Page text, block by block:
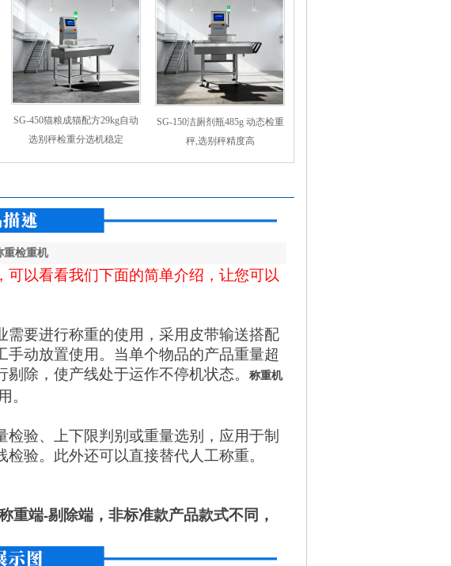
SG-450猫粮成猫配方29kg自动
选别秤检重分选机稳定
SG-150洁厕剂瓶485g 动态检重
秤,选别秤精度高
重检重机
以看看我们下面的简单介绍，让您可以
需要进行称重的使用，采用皮带输送搭配
动放置使用。当单个物品的产品重量超
除，使产线处于运作不停机状态。
称重机
验、上下限判别或重量选别，应用于制
验。此外还可以直接替代人工称重。
重端-剔除端，非标准款产品款式不同，